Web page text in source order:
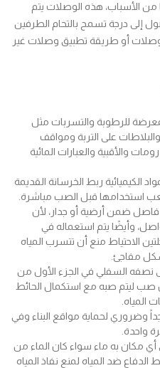
الأسباب، هذه الوصلات يتم
إلى درجة تسمح بالتحام الطرفين
أو طريقة تطبيق وصلات غير
للرطوبة والتسربات مثل
على التربة ومواقف
والأقبية والعبارات المائية
ربط الخرسانة القديمة
استخدامها قبل الصب مباشرة.
فاصل ضمن أرضية أو جدار، لأن
وأيضًا يتم استعماله في
الاحتياط منع أن تتسرب المياه
مفاجئ.
نصفه السفلي في الجزء الأول من
صب ليتم صبه مع استكمال الحائط
المياه.
وضروري لحماية مواقع البناء وفي
واحدة.
مكان به ماء سواء كان الماء من
ضد المياه لمنع نفاذ المياه